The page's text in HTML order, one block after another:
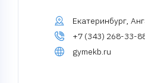
Екатеринбург,
+7 (343) 268-33-
gymekb.ru